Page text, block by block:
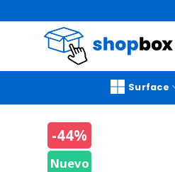
Surface
-44%
Nuevo